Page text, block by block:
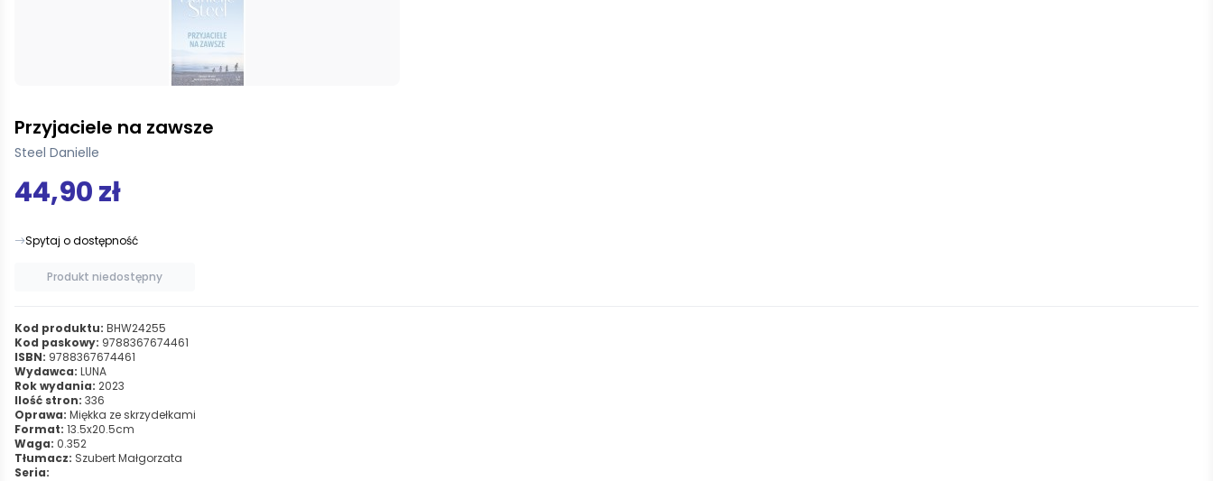
Przyjaciele na zawsze
Steel Danielle
44,90 zł
Spytaj o dostępność
Produkt niedostępny
Kod produktu: BHW24255
Kod paskowy: 9788367674461
ISBN: 9788367674461
Wydawca: LUNA
Rok wydania: 2023
Ilość stron: 336
Oprawa: Miękka ze skrzydełkami
Format: 13.5x20.5cm
Waga: 0.352
Tłumacz: Szubert Małgorzata
Seria: